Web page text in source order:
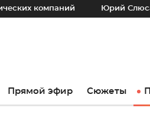
Юрий Слюсарь: Наш
Прямой эфир Сюжеты